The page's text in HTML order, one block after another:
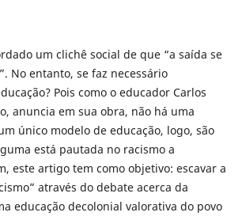
um clichê social de que “a saída se
No entanto, se faz necessário
Pois como o educador Carlos
anuncia em sua obra, não há uma
único modelo de educação, logo, são
está pautada no racismo a
este artigo tem como objetivo: escavar a
através do debate acerca da
educação decolonial valorativa do povo